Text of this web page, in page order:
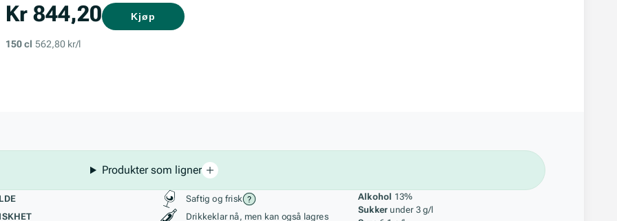
Kr 844,20
150 cl 562,80 kr/l
Kjøp
Produkter som ligner
Stil, lagring og råstoff
Saftig og frisk
Drikkeklar nå, men kan også lagres
Alkohol 13%
Sukker under 3 g/l